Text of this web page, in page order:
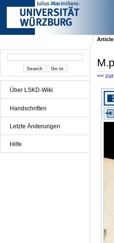
Über LSKD-Wiki
Handschriften
Letzte Änderungen
Hilfe
Article
<<